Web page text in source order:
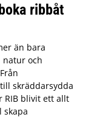
ribbåt
än bara
natur och
skräddarsydda
RIB blivit ett allt
skapa